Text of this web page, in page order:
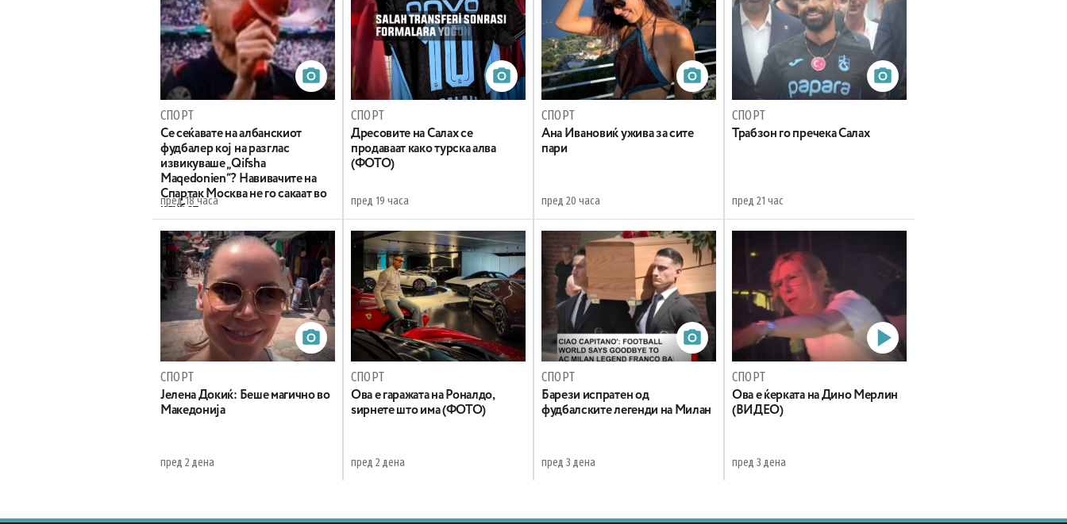
СПОРТ
Се сеќавате на албанскиот
фудбалер кој на разглас
извикуваше „Qifsha
Maqedonien“? Навивачите на
Спартак Москва не го сакаат во
клубот
пред 18 часа
СПОРТ
Дресовите на Салах се
продаваат како турска алва
(ФОТО)
пред 19 часа
СПОРТ
Ана Ивановиќ ужива за сите
пари
пред 20 часа
СПОРТ
Трабзон го пречека Салах
пред 21 час
СПОРТ
Јелена Докиќ: Беше магично во
Македонија
пред 2 дена
СПОРТ
Ова е гаражата на Роналдо,
ѕирнете што има (ФОТО)
пред 2 дена
СПОРТ
Барези испратен од
фудбалските легенди на Милан
пред 3 дена
СПОРТ
Oва е ќерката на Дино Мерлин
(ВИДЕО)
пред 3 дена